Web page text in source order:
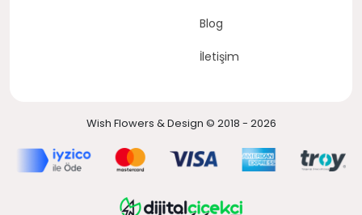
Blog
İletişim
Wish Flowers & Design © 2018 - 2026